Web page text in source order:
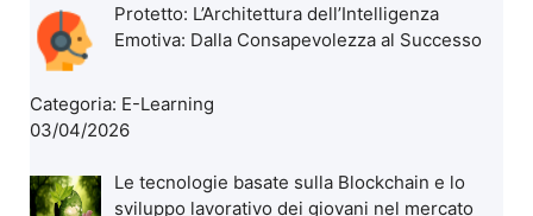
Protetto: L’Architettura dell’Intelligenza
Emotiva: Dalla Consapevolezza al Successo
Categoria: E-Learning
03/04/2026
Le tecnologie basate sulla Blockchain e lo
sviluppo lavorativo dei giovani nel mercato